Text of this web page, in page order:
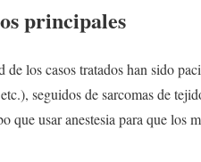
principales
los casos tratados han sido
seguidos de sarcomas de
que usar anestesia para que los